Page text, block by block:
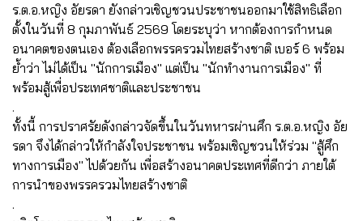
ร.ต.อ.หญิง อัยรดา ยังกล่าวเชิญชวนประชาชนออกมาใช้สิทธิเลือก
ตั้งในวันที่ 8 กุมภาพันธ์ 2569 โดยระบุว่า หากต้องการกำหนด
อนาคตของตนเอง ต้องเลือกพรรครวมไทยสร้างชาติ เบอร์ 6 พร้อม
ย้ำว่า ไม่ได้เป็น "นักการเมือง" แต่เป็น "นักทำงานการเมือง" ที่
พร้อมสู้เพื่อประเทศชาติและประชาชน
.
ทั้งนี้ การปราศรัยดังกล่าวจัดขึ้นในวันทหารผ่านศึก ร.ต.อ.หญิง อัย
รดา จึงได้กล่าวให้กำลังใจประชาชน พร้อมเชิญชวนให้ร่วม "สู้ศึก
ทางการเมือง" ไปด้วยกัน เพื่อสร้างอนาคตประเทศที่ดีกว่า ภายใต้
การนำของพรรครวมไทยสร้างชาติ
.